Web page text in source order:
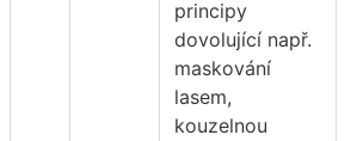
principy
dovolující např.
maskování
lasem,
kouzelnou